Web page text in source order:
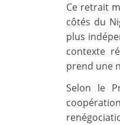
Ce retrait
côtés du
plus
contexte
prend une
Selon le